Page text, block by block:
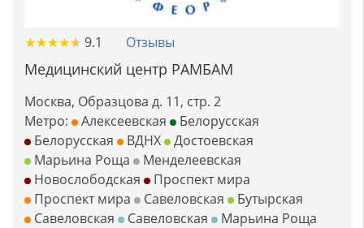
★★★★★
★★★★★ 9.1 Отзывы
Медицинский центр РАМБАМ
Москва, Образцова д. 11, стр. 2
Метро:
Алексеевская
Белорусская
Белорусская
ВДНХ
Достоевская
Марьина Роща
Менделеевская
Новослободская
Проспект мира
Проспект мира
Савеловская
Бутырская
Савеловская
Савеловская
Марьина Роща